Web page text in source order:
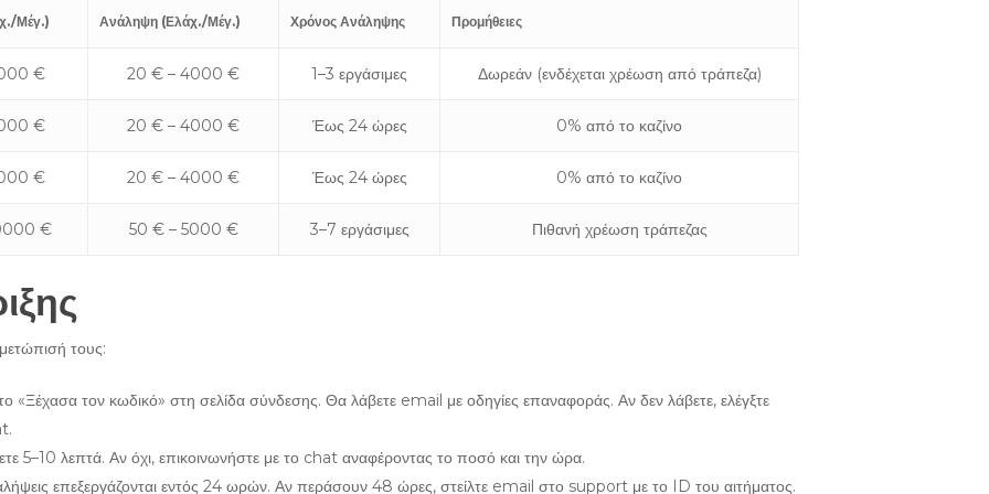
Μέγ.) Ανάληψη (Ελάχ./Μέγ.) Χρόνος Ανάληψης Προμήθειες
€ 20 € – 4000 € 1–3 εργάσιμες Δωρεάν (ενδέχεται χρέωση από τράπεζα)
€ 20 € – 4000 € Έως 24 ώρες 0% από το καζίνο
€ 20 € – 4000 € Έως 24 ώρες 0% από το καζίνο
€ 50 € – 5000 € 3–7 εργάσιμες Πιθανή χρέωση τράπεζας
τους:
«Ξέχασα τον κωδικό» στη σελίδα σύνδεσης. Θα λάβετε email με οδηγίες επαναφοράς. Αν δεν λάβετε, ελέγξτε
5–10 λεπτά. Αν όχι, επικοινωνήστε με το chat αναφέροντας το ποσό και την ώρα.
επεξεργάζονται εντός 24 ωρών. Αν περάσουν 48 ώρες, στείλτε email στο support με το ID του αιτήματος.